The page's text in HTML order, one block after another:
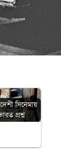
সিনেমায়
প্রশ্ন